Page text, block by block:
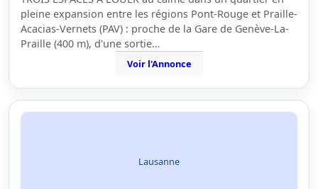
pleine expansion entre les régions Pont-Rouge et Praille-
Acacias-Vernets (PAV) : proche de la Gare de Genève-La-
Praille (400 m), d'une sortie…
Voir l'Annonce
Lausanne